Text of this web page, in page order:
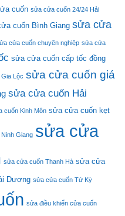
cuốn sửa cửa cuốn 24/24 Hải
cuốn Bình Giang sửa cửa
cửa cuốn chuyên nghiệp sửa cửa
sửa cửa cuốn cấp tốc đồng
Lộc sửa cửa cuốn giá
sửa cửa cuốn Hải
cuốn Kinh Môn sửa cửa cuốn kẹt
Giang sửa cửa
sửa cửa cuốn Thanh Hà sửa cửa
Dương sửa cửa cuốn Tứ Kỳ
sửa điều khiển cửa cuốn